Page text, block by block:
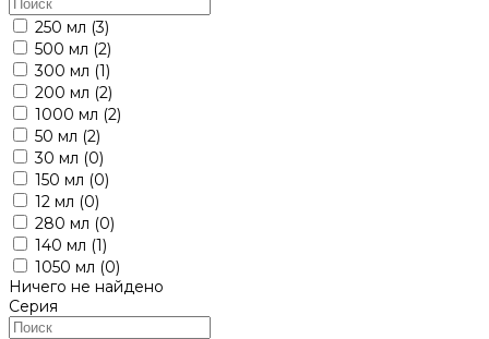
250 мл (3)
500 мл (2)
300 мл (1)
200 мл (2)
1000 мл (2)
50 мл (2)
30 мл (0)
150 мл (0)
12 мл (0)
280 мл (0)
140 мл (1)
1050 мл (0)
Ничего не найдено
Серия